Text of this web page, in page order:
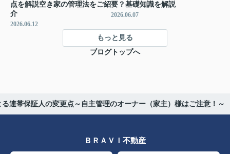
点を解説空き家の管理法をご紹
介
2026.06.12
要？基礎知識を解説
2026.06.07
もっと見る
ブログトップへ
連帯保証人の変更点～自主管理のオーナー（家主）様はご注意！～
ＢＲＡＶＩ不動産